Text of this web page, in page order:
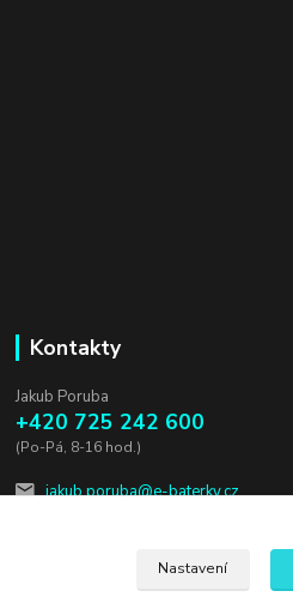
Kontakty
Jakub Poruba
+420 725 242 600
(Po-Pá, 8-16 hod.)
jakub.poruba@e-baterky.cz
Nastavení